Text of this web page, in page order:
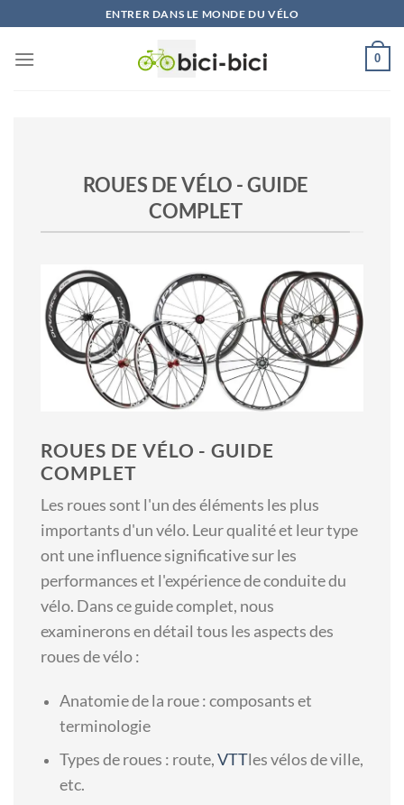
to
content
ENTRER DANS LE MONDE DU VÉLO
0
ROUES DE VÉLO - GUIDE
COMPLET
ROUES DE VÉLO - GUIDE
COMPLET
Les roues sont l'un des éléments les plus
importants d'un vélo. Leur qualité et leur type
ont une influence significative sur les
performances et l'expérience de conduite du
vélo. Dans ce guide complet, nous
examinerons en détail tous les aspects des
roues de vélo :
Anatomie de la roue : composants et
terminologie
Types de roues : route,VTTles vélos de ville,
etc.